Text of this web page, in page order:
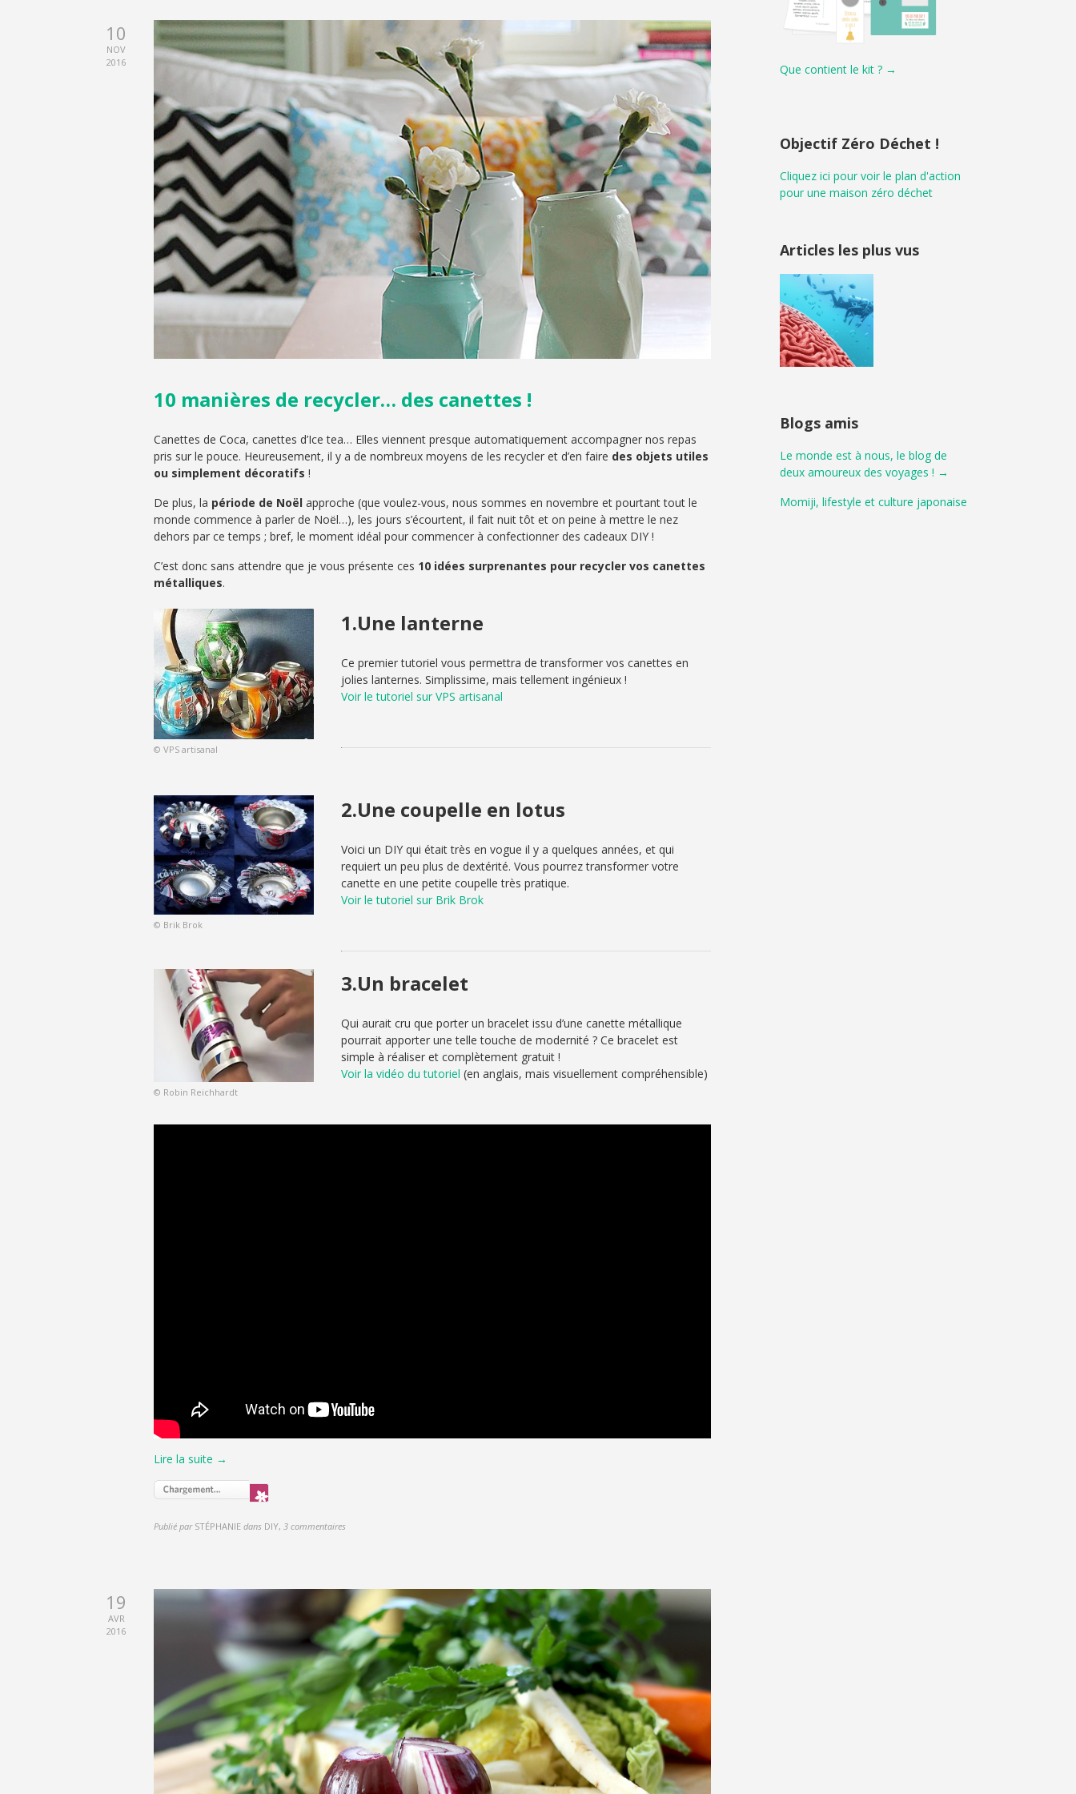
10
NOV
2016
10 manières de recycler… des canettes !
Canettes de Coca, canettes d’Ice tea… Elles viennent presque automatiquement accompagner nos repas
pris sur le pouce. Heureusement, il y a de nombreux moyens de les recycler et d’en faire des objets utiles
ou simplement décoratifs !
De plus, la période de Noël approche (que voulez-vous, nous sommes en novembre et pourtant tout le
monde commence à parler de Noël…), les jours s’écourtent, il fait nuit tôt et on peine à mettre le nez
dehors par ce temps ; bref, le moment idéal pour commencer à confectionner des cadeaux DIY !
C’est donc sans attendre que je vous présente ces 10 idées surprenantes pour recycler vos canettes
métalliques.
© VPS artisanal
1.Une lanterne
Ce premier tutoriel vous permettra de transformer vos canettes en
jolies lanternes. Simplissime, mais tellement ingénieux !
Voir le tutoriel sur VPS artisanal
© Brik Brok
2.Une coupelle en lotus
Voici un DIY qui était très en vogue il y a quelques années, et qui
requiert un peu plus de dextérité. Vous pourrez transformer votre
canette en une petite coupelle très pratique.
Voir le tutoriel sur Brik Brok
© Robin Reichhardt
3.Un bracelet
Qui aurait cru que porter un bracelet issu d’une canette métallique
pourrait apporter une telle touche de modernité ? Ce bracelet est
simple à réaliser et complètement gratuit !
Voir la vidéo du tutoriel (en anglais, mais visuellement compréhensible)
Lire la suite →
Publié par STÉPHANIE dans DIY, 3 commentaires
19
AVR
2016
Que contient le kit ? →
Objectif Zéro Déchet !
Cliquez ici pour voir le plan d'action
pour une maison zéro déchet
Articles les plus vus
Blogs amis
Le monde est à nous, le blog de
deux amoureux des voyages ! →
Momiji, lifestyle et culture japonaise